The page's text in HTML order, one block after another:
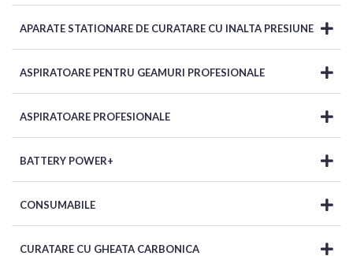
APARATE STATIONARE DE CURATARE CU INALTA PRESIUNE
ASPIRATOARE PENTRU GEAMURI PROFESIONALE
ASPIRATOARE PROFESIONALE
BATTERY POWER+
CONSUMABILE
CURATARE CU GHEATA CARBONICA